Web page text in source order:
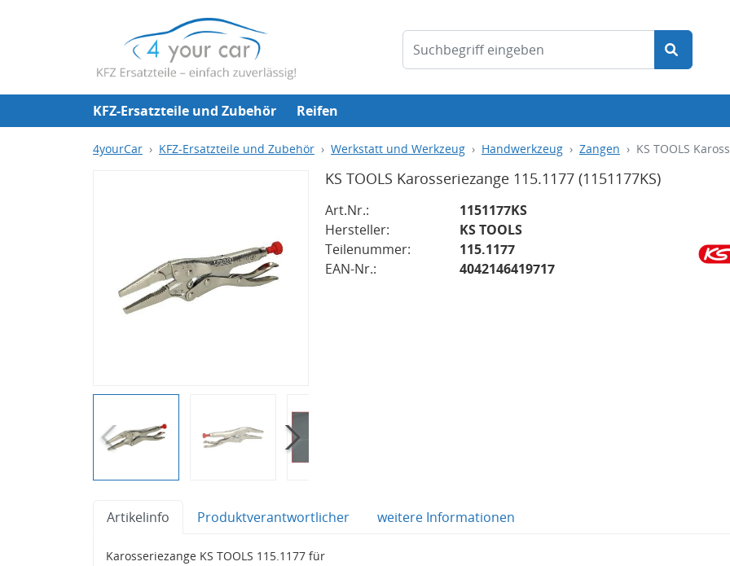
KFZ-Ersatzteile und Zubehör Reifen
4yourCar KFZ-Ersatzteile und Zubehör Werkstatt und Werkzeug Handwerkzeug Zangen KS TOOLS
KS TOOLS Karosseriezange 115.1177 (1151177KS)
Art.Nr.:
1151177KS
Hersteller:
KS TOOLS
Teilenummer:
115.1177
EAN-Nr.:
4042146419717
Artikelinfo Produktverantwortlicher weitere Informationen
Karosseriezange KS TOOLS 115.1177 für